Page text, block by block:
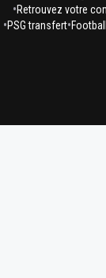
•Retrouvez votre
•PSG transfert•Football